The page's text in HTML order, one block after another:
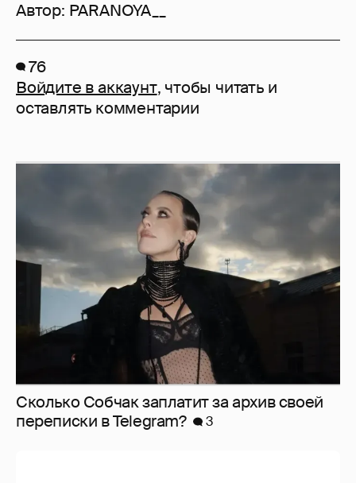
Автор: PARANOYA__
76
Войдите в аккаунт, чтобы читать и
оставлять комментарии
Сколько Собчак заплатит за архив своей
перeписки в Telegram?
3